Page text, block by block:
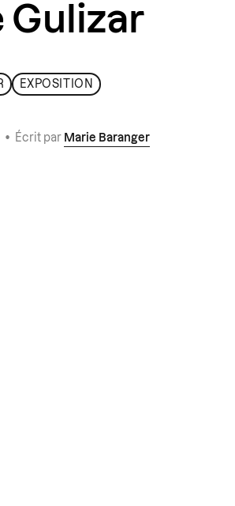
Gulizar
EXPOSITION
• Écrit par Marie Baranger